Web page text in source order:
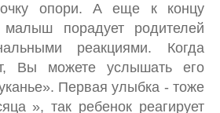
опори. А еще к концу
порадует родителей
реакциями. Когда
Вы можете услышать его
Первая улыбка - тоже
», так ребенок реагирует